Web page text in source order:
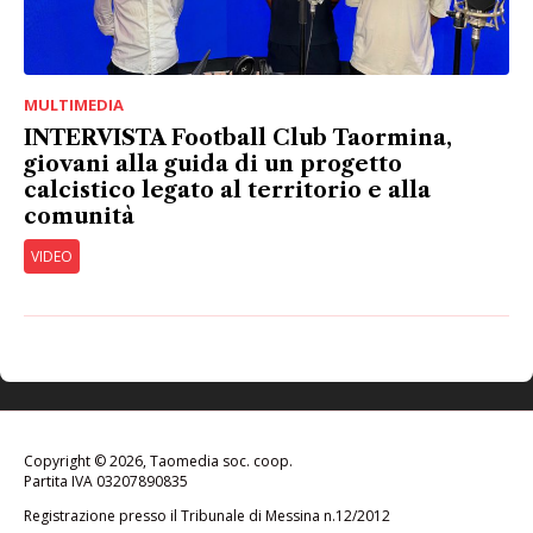
MULTIMEDIA
INTERVISTA Football Club Taormina,
giovani alla guida di un progetto
calcistico legato al territorio e alla
comunità
VIDEO
Copyright © 2026, Taomedia soc. coop.
Partita IVA 03207890835
Registrazione presso il Tribunale di Messina n.12/2012